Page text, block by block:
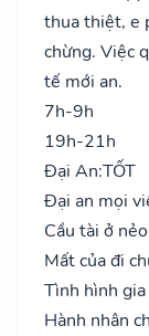
thua thiệt, e
chừng. Việc
tế mới an.
7h-9h
19h-21h
Đại An:TỐT
Đại an mọi
Cầu tài ở
Mất của đi
Tình hình
Hành nhân